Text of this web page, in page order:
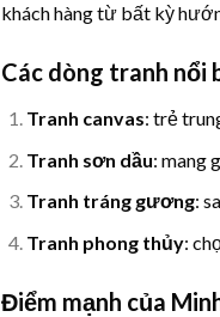
khách hàng từ bất kỳ
Các dòng tranh nổi
Tranh canvas: trẻ
Tranh sơn dầu: mang
Tranh tráng gương:
Tranh phong thủy:
Điểm mạnh của